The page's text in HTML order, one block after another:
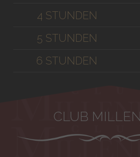
4 STUNDEN
5 STUNDEN
6 STUNDEN
CLUB